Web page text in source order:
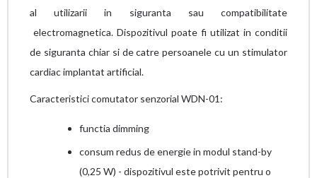
al utilizarii in siguranta sau compatibilitate
electromagnetica. Dispozitivul poate fi utilizat in conditii
de siguranta chiar si de catre persoanele cu un stimulator
cardiac implantat artificial.
Caracteristici comutator senzorial WDN-01:
functia dimming
consum redus de energie in modul stand-by
(0,25 W) - dispozitivul este potrivit pentru o